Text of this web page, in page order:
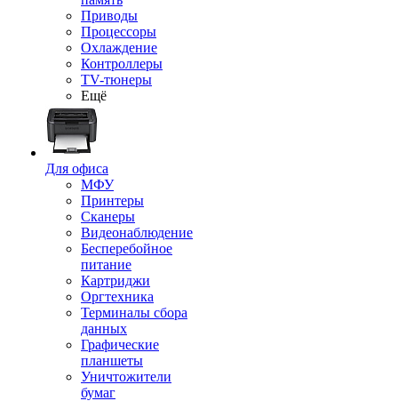
Приводы
Процессоры
Охлаждение
Контроллеры
TV-тюнеры
Ещё
Для офиса
МФУ
Принтеры
Сканеры
Видеонаблюдение
Бесперебойное
питание
Картриджи
Оргтехника
Терминалы сбора
данных
Графические
планшеты
Уничтожители
бумаг